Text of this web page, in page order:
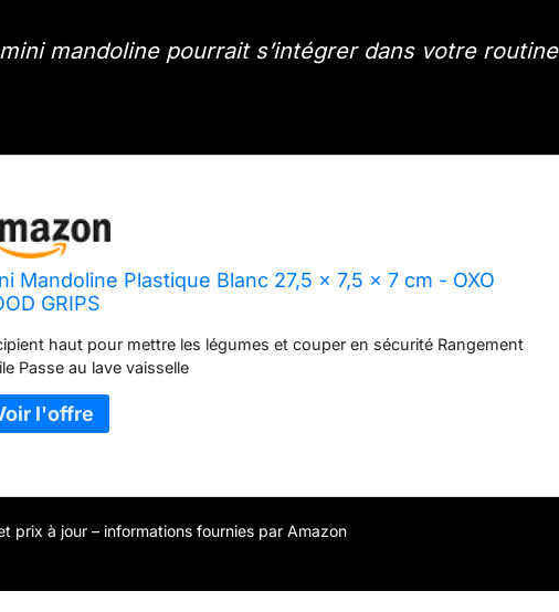
mandoline pourrait s’intégrer dans votre routine
Mandoline Plastique Blanc 27,5 x 7,5 x 7 cm - OXO
GRIPS
haut pour mettre les légumes et couper en sécurité Rangement
Passe au lave vaisselle
prix à jour – informations fournies par Amazon